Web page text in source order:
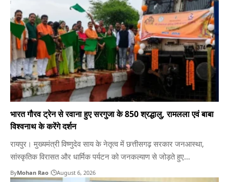
भारत गौरव ट्रेन से रवाना हुए सरगुजा के 850 श्रद्धालु, रामलला एवं बाबा
विश्वनाथ के करेंगे दर्शन
रायपुर। मुख्यमंत्री विष्णुदेव साय के नेतृत्व में छत्तीसगढ़ सरकार जनआस्था,
सांस्कृतिक विरासत और धार्मिक पर्यटन को जनकल्याण से जोड़ते हुए
प्रदेशवासियों के वर्षों पुराने सपनों को साकार कर रही है। पर्यटन एवं संस्कृति
ByMohan Rao August 6, 2026